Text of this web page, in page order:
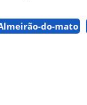
do-mato